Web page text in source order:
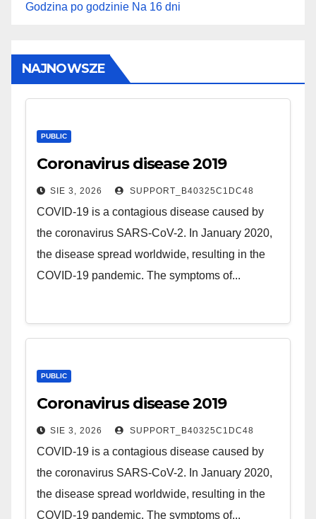
Godzina po godzinie Na 16 dni
NAJNOWSZE
PUBLIC
Coronavirus disease 2019
SIE 3, 2026 SUPPORT_B40325C1DC48
COVID-19 is a contagious disease caused by
the coronavirus SARS-CoV-2. In January 2020,
the disease spread worldwide, resulting in the
COVID-19 pandemic. The symptoms of...
PUBLIC
Coronavirus disease 2019
SIE 3, 2026 SUPPORT_B40325C1DC48
COVID-19 is a contagious disease caused by
the coronavirus SARS-CoV-2. In January 2020,
the disease spread worldwide, resulting in the
COVID-19 pandemic. The symptoms of...